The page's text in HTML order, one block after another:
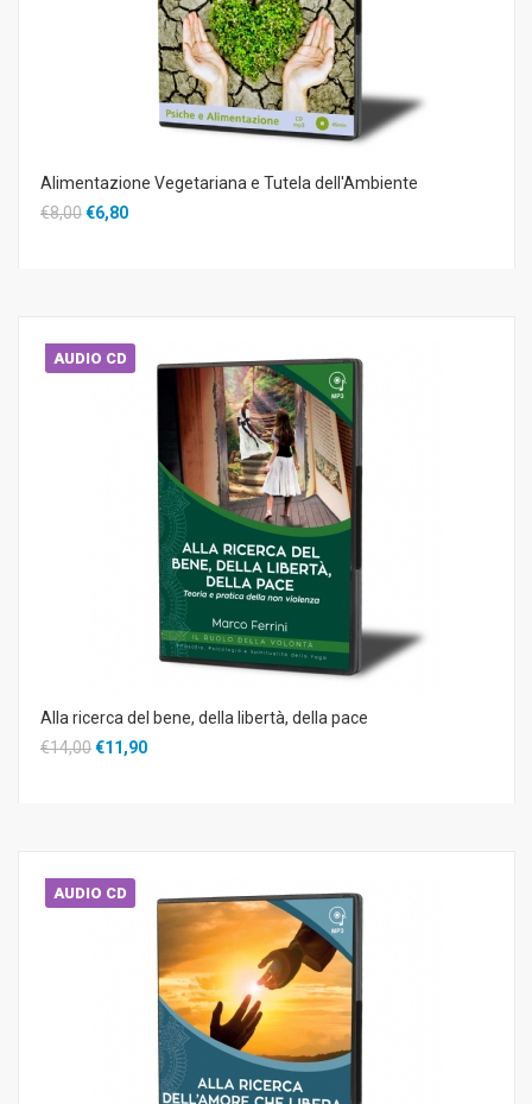
Alimentazione Vegetariana e Tutela dell'Ambiente
€8,00€6,80
AUDIO CD
Alla ricerca del bene, della libertà, della pace
€14,00€11,90
AUDIO CD